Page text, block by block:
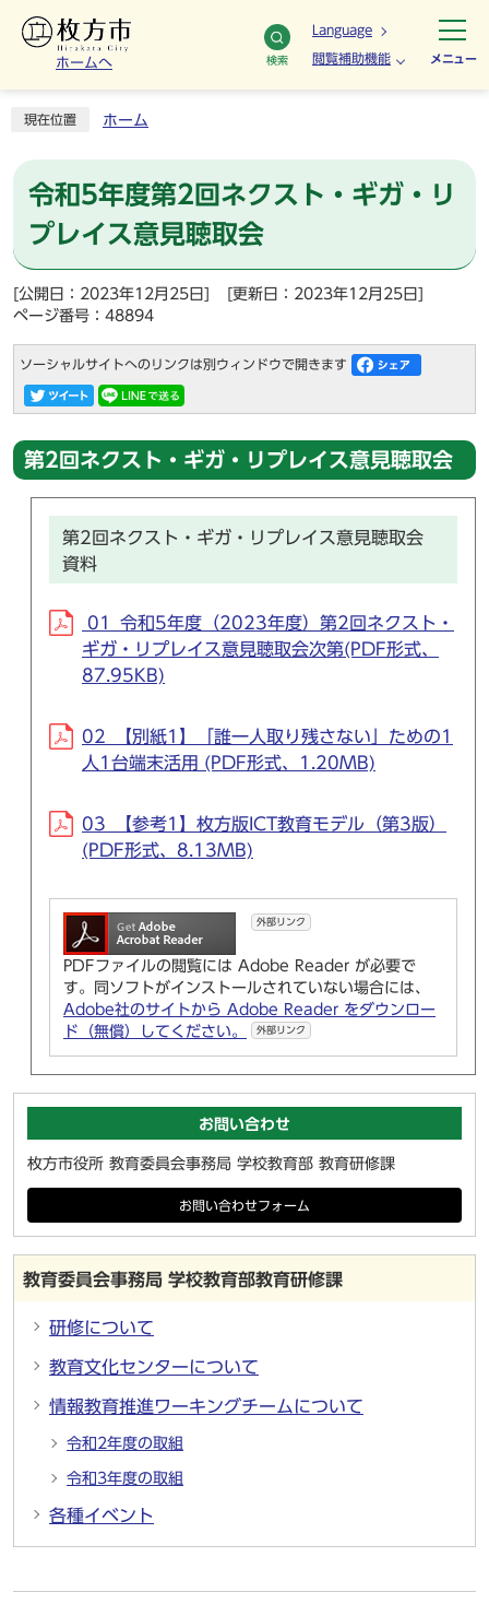
ホームへ 検索
Language
閲覧補助機能 メニュー
現在位置 ホーム
令和5年度第2回ネクスト・ギガ・リ
プレイス意見聴取会
[公開日：2023年12月25日]
[更新日：2023年12月25日]
ページ番号：48894
ソーシャルサイトへのリンクは別ウィンドウで開きます
第2回ネクスト・ギガ・リプレイス意見聴取会
第2回ネクスト・ギガ・リプレイス意見聴取会
資料
01_令和5年度（2023年度）第2回ネクスト・
ギガ・リプレイス意見聴取会次第(PDF形式、
87.95KB)
02_【別紙1】「誰一人取り残さない」ための1
人1台端末活用 (PDF形式、1.20MB)
03_【参考1】枚方版ICT教育モデル（第3版）
(PDF形式、8.13MB)
外部リンク
PDFファイルの閲覧には Adobe Reader が必要で
す。同ソフトがインストールされていない場合には、
Adobe社のサイトから Adobe Reader をダウンロー
ド（無償）してください。
外部リンク
お問い合わせ
枚方市役所 教育委員会事務局 学校教育部 教育研修課
お問い合わせフォーム
教育委員会事務局 学校教育部教育研修課
研修について
教育文化センターについて
情報教育推進ワーキングチームについて
令和2年度の取組
令和3年度の取組
各種イベント